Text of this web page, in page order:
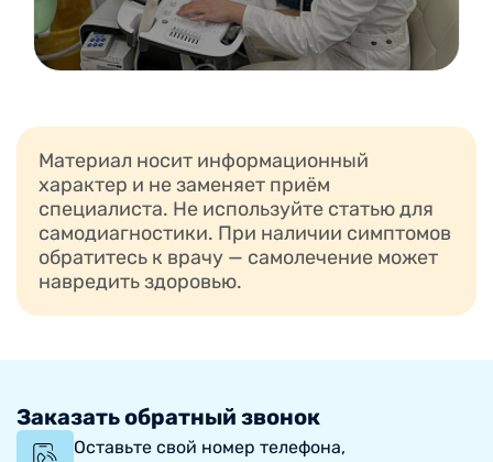
Материал носит информационный
характер и не заменяет приём
специалиста. Не используйте статью для
самодиагностики. При наличии симптомов
обратитесь к врачу — самолечение может
навредить здоровью.
Заказать обратный звонок
Оставьте свой номер телефона,